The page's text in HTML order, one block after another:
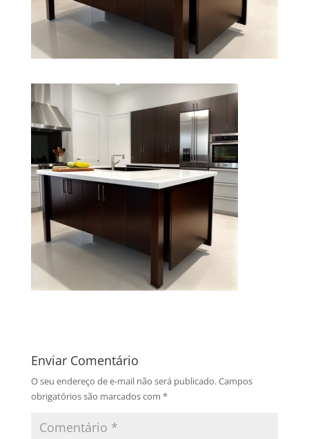
Enviar Comentário
O seu endereço de e-mail não será publicado.Campos
obrigatórios são marcados com *